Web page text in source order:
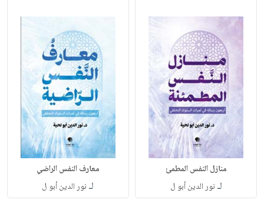
منازل النفس المطمئ
لـ نور الدين أبو ل
معارف النفس الراضي
لـ نور الدين أبو ل